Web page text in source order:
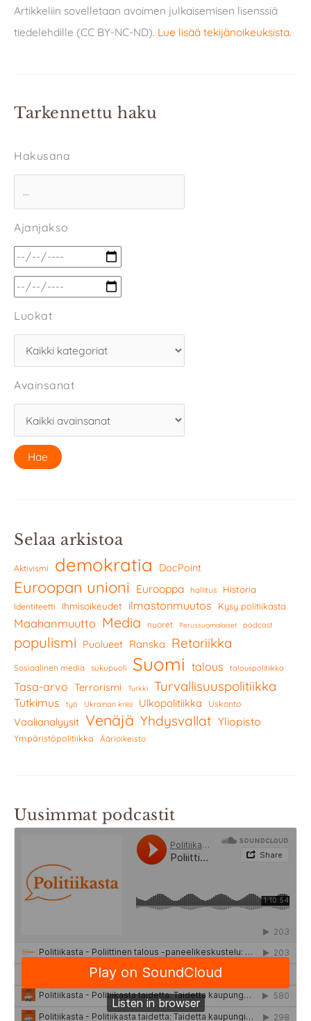
Artikkeliin sovelletaan avoimen julkaisemisen lisenssiä
tiedelehdille (CC BY-NC-ND). Lue lisää tekijänoikeuksista.
Tarkennettu haku
Hakusana
Ajanjakso
Luokat
Avainsanat
Selaa arkistoa
Aktivismi demokratia DocPoint
Euroopan unioni Eurooppa hallitus Historia
Identiteetti Ihmisoikeudet ilmastonmuutos Kysy politiikasta
Maahanmuutto Media nuoret Perussuomalaiset podcast
populismi Puolueet Ranska Retoriikka
Sosiaalinen media sukupuoli Suomi talous talouspolitiikka
Tasa-arvo Terrorismi Turkki Turvallisuuspolitiikka
Tutkimus työ Ukrainan kriisi Ulkopolitiikka Uskonto
Vaalianalyysit Venäjä Yhdysvallat Yliopisto
Ympäristöpolitiikka Äärioikeisto
Uusimmat podcastit